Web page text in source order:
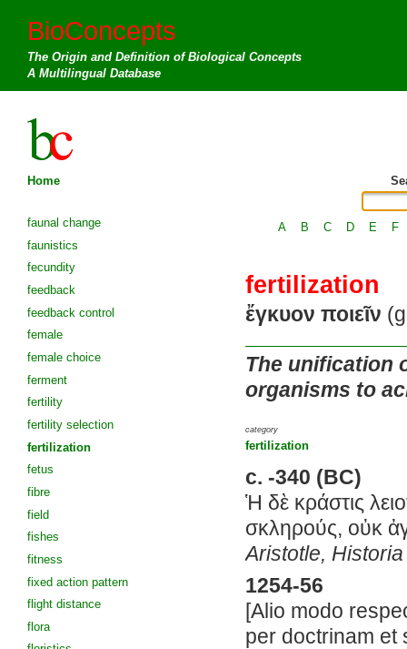
BioConcepts
The Origin and Definition of Biological Concepts
A Multilingual Database
Home
faunal change
faunistics
fecundity
feedback
feedback control
female
female choice
ferment
fertility
fertility selection
fertilization
fetus
fibre
field
fishes
fitness
fixed action pattern
flight distance
flora
A B C D E F
fertilization
ἔγκυον ποιεῖν
The unification
organisms to
category
fertilization
c. -340 (BC)
Ἡ δὲ κράστις
σκληρούς, οὐκ
Aristotle,
1254-56
[Alio modo
per doctrinam et